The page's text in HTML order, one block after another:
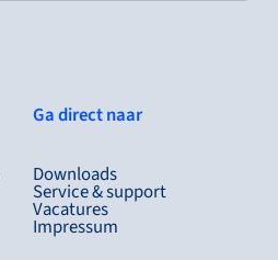
Ga direct naar
Downloads
Service & support
Vacatures
Impressum